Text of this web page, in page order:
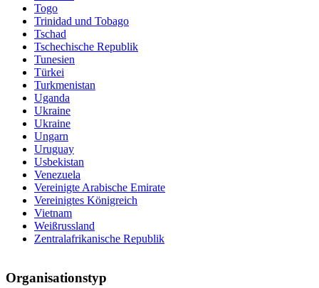
Togo
Trinidad und Tobago
Tschad
Tschechische Republik
Tunesien
Türkei
Turkmenistan
Uganda
Ukraine
Ukraine
Ungarn
Uruguay
Usbekistan
Venezuela
Vereinigte Arabische Emirate
Vereinigtes Königreich
Vietnam
Weißrussland
Zentralafrikanische Republik
Organisationstyp